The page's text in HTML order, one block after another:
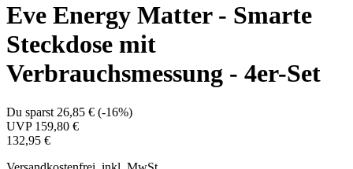
Eve Energy Matter - Smarte
Steckdose mit
Verbrauchsmessung - 4er-Set
Du sparst 26,85 € (-16%)
UVP 159,80 €
132,95 €